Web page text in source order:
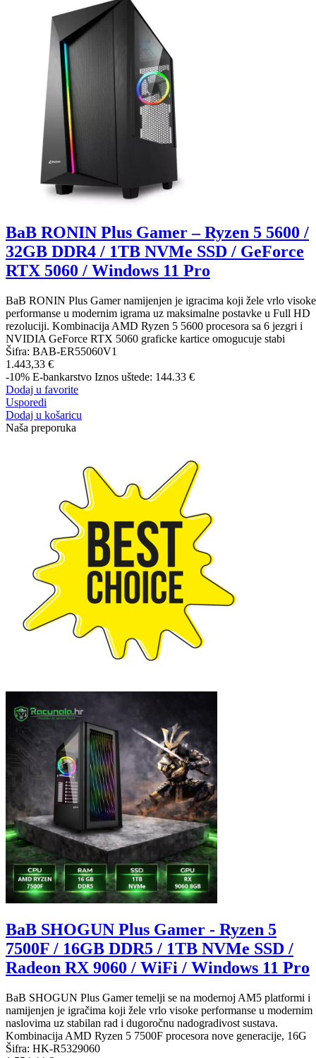
BaB RONIN Plus Gamer – Ryzen 5 5600 /
32GB DDR4 / 1TB NVMe SSD / GeForce
RTX 5060 / Windows 11 Pro
BaB RONIN Plus Gamer namijenjen je igracima koji žele vrlo visoke
performanse u modernim igrama uz maksimalne postavke u Full HD
rezoluciji. Kombinacija AMD Ryzen 5 5600 procesora sa 6 jezgri i
NVIDIA GeForce RTX 5060 graficke kartice omogucuje stabi
Šifra: BAB-ER55060V1
1.443,33 €
-10% E-bankarstvo Iznos uštede: 144.33 €
Dodaj u favorite
Usporedi
Dodaj u košaricu
Naša preporuka
BaB SHOGUN Plus Gamer - Ryzen 5
7500F / 16GB DDR5 / 1TB NVMe SSD /
Radeon RX 9060 / WiFi / Windows 11 Pro
BaB SHOGUN Plus Gamer temelji se na modernoj AM5 platformi i
namijenjen je igračima koji žele vrlo visoke performanse u modernim
naslovima uz stabilan rad i dugoročnu nadogradivost sustava.
Kombinacija AMD Ryzen 5 7500F procesora nove generacije, 16G
Šifra: HK-R5329060